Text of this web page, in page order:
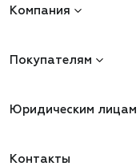
Компания
Покупателям
Юридическим лицам
Контакты